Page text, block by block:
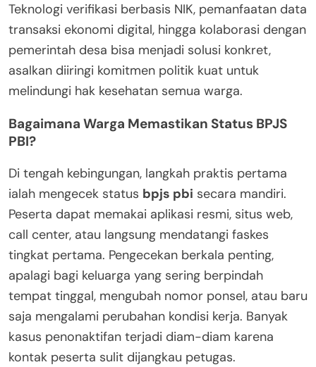
Teknologi verifikasi berbasis NIK, pemanfaatan data
transaksi ekonomi digital, hingga kolaborasi dengan
pemerintah desa bisa menjadi solusi konkret,
asalkan diiringi komitmen politik kuat untuk
melindungi hak kesehatan semua warga.
Bagaimana Warga Memastikan Status BPJS
PBI?
Di tengah kebingungan, langkah praktis pertama
ialah mengecek status bpjs pbi secara mandiri.
Peserta dapat memakai aplikasi resmi, situs web,
call center, atau langsung mendatangi faskes
tingkat pertama. Pengecekan berkala penting,
apalagi bagi keluarga yang sering berpindah
tempat tinggal, mengubah nomor ponsel, atau baru
saja mengalami perubahan kondisi kerja. Banyak
kasus penonaktifan terjadi diam-diam karena
kontak peserta sulit dijangkau petugas.